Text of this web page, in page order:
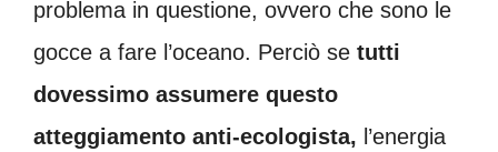
problema in questione, ovvero che sono le
gocce a fare l’oceano. Perciò se tutti
dovessimo assumere questo
atteggiamento anti-ecologista, l’energia